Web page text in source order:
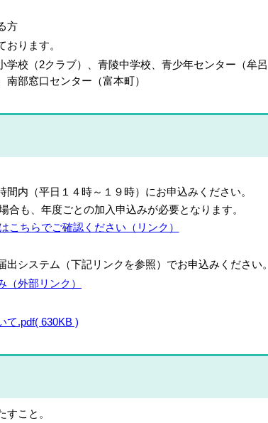
方
ります。
校（2クラブ）、青陵中学校、 青少年センター（牟呂
南部窓口センター（富本町）
内（平日１４時～１９時）にお申込みください。
も、年度ごとの加入申込みが必要となります。
ちらでご確認ください（リンク）
システム（下記リンクを参照）でお申込みください。
（外部リンク）
て.pdf( 630KB )
こと。